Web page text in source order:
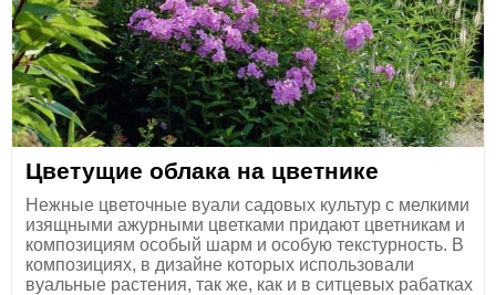
Цветущие облака на цветнике
Нежные цветочные вуали садовых культур с мелкими
изящными ажурными цветками придают цветникам и
композициям особый шарм и особую текстурность. В
композициях, в дизайне которых использовали
вуальные растения, так же, как и в ситцевых рабатках